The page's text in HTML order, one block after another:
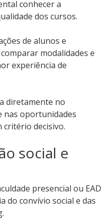
conhecer a
dos cursos.
de alunos e
modalidades e
experiência de
diretamente no
nas oportunidades
decisivo.
social e
presencial ou EAD
do convívio social e das